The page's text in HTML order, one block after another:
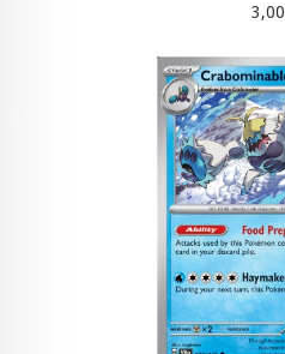
Pris
3,00